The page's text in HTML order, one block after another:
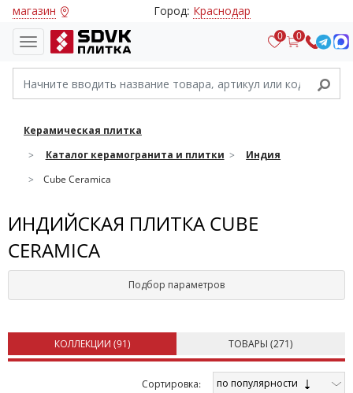
магазин Город: Краснодар
0 0
Керамическая плитка
Каталог керамогранита и плитки
Индия
Cube Ceramica
ИНДИЙСКАЯ ПЛИТКА CUBE
CERAMICA
Подбор параметров
КОЛЛЕКЦИИ (91) ТОВАРЫ (271)
Cортировка: по популярности